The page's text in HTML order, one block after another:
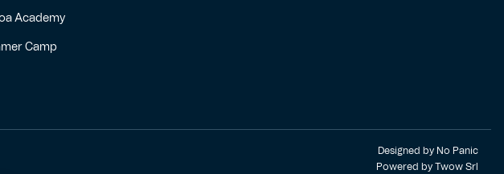
Academy
Camp
Designed by No Panic
Powered by Twow Srl